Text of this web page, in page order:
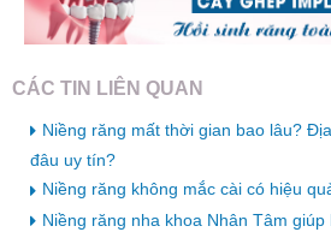
CÁC TIN LIÊN QUAN
Niềng răng mất thời gian bao lâu?
đâu uy tín?
Niềng răng không mắc cài có hiệu
Niềng răng nha khoa Nhân Tâm